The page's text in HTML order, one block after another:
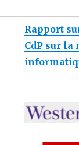
Rapport
CdP sur